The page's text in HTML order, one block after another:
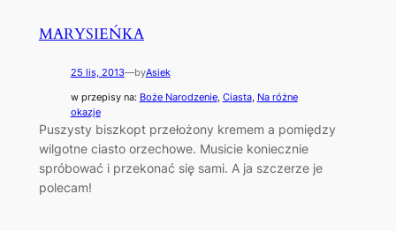
MARYSIEŃKA
25 lis, 2013—byAsiek
w przepisy na: Boże Narodzenie, Ciasta, Na różne
okazje
Puszysty biszkopt przełożony kremem a pomiędzy
wilgotne ciasto orzechowe. Musicie koniecznie
spróbować i przekonać się sami. A ja szczerze je
polecam!